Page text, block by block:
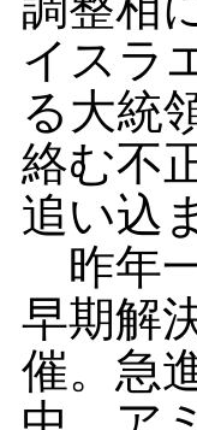
イスラ
る大統
絡む不
追い込
昨年
早期解
催。急